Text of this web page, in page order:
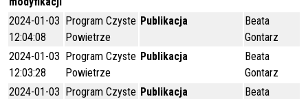
2024-01-03
12:04:08
Program Czyste
Powietrze
Publikacja
Beata
Gontarz
2024-01-03
12:03:28
Program Czyste
Powietrze
Publikacja
Beata
Gontarz
2024-01-03 Program Czyste Publikacja
Beata